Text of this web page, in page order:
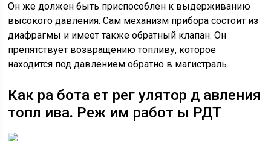
Он же должен быть приспособлен к выдерживанию
высокого давления. Сам механизм прибора состоит из
диафрагмы и имеет также обратный клапан. Он
препятствует возвращению топливу, которое
находится под давлением обратно в магистраль.
Как ра бота ет рег улятор д авления
топл ива. Реж им работ ы РДТ